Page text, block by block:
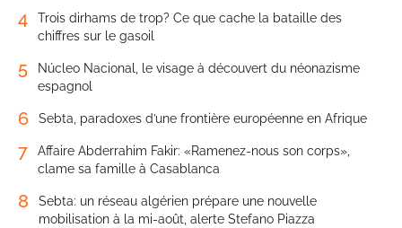
4
Trois dirhams de trop? Ce que cache la bataille des
chiffres sur le gasoil
5
Núcleo Nacional, le visage à découvert du néonazisme
espagnol
6 Sebta, paradoxes d’une frontière européenne en Afrique
7
Affaire Abderrahim Fakir: «Ramenez-nous son corps»,
clame sa famille à Casablanca
8
Sebta: un réseau algérien prépare une nouvelle
mobilisation à la mi-août, alerte Stefano Piazza